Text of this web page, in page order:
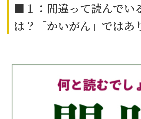
■１： 間違って読んでい
は？「かいがん」ではあ